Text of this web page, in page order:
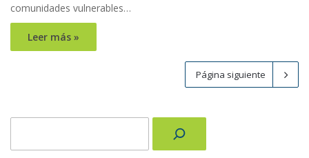
comunidades vulnerables…
Leer más »
Página siguiente